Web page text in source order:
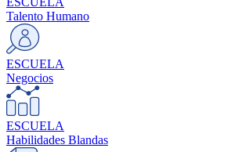
Talento Humano
ESCUELA
Negocios
ESCUELA
Habilidades Blandas